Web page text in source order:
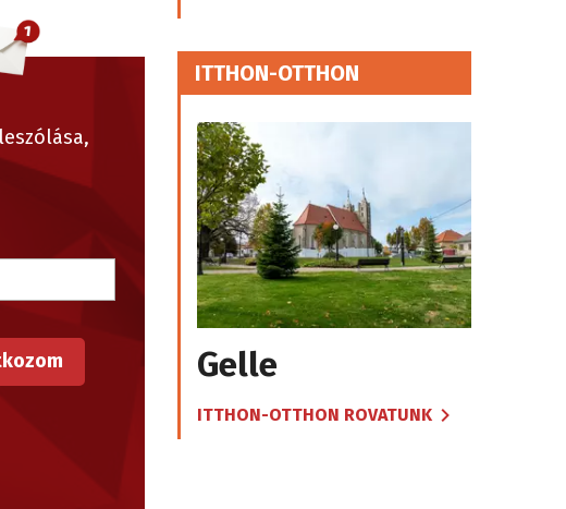
ITTHON-OTTHON
Gelle
ITTHON-OTTHON ROVATUNK